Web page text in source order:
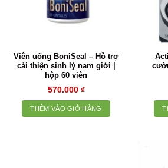
Viên uống BoniSeal – Hỗ trợ
cải thiện sinh lý nam giới |
hộp 60 viên
570.000 ₫
THÊM VÀO GIỎ HÀNG